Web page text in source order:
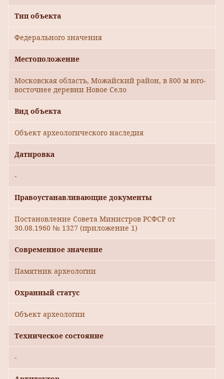
Тип объекта
Федерального значения
Местоположение
Московская область, Можайский район, в 800 м юго-
восточнее деревни Новое Село
Вид объекта
Объект археологического наследия
Датировка
-
Правоустанавливающие документы
Постановление Совета Министров РСФСР от
30.08.1960 № 1327 (приложение 1)
Современное значение
Памятник археологии
Охранный статус
Объект археологии
Техническое состояние
-